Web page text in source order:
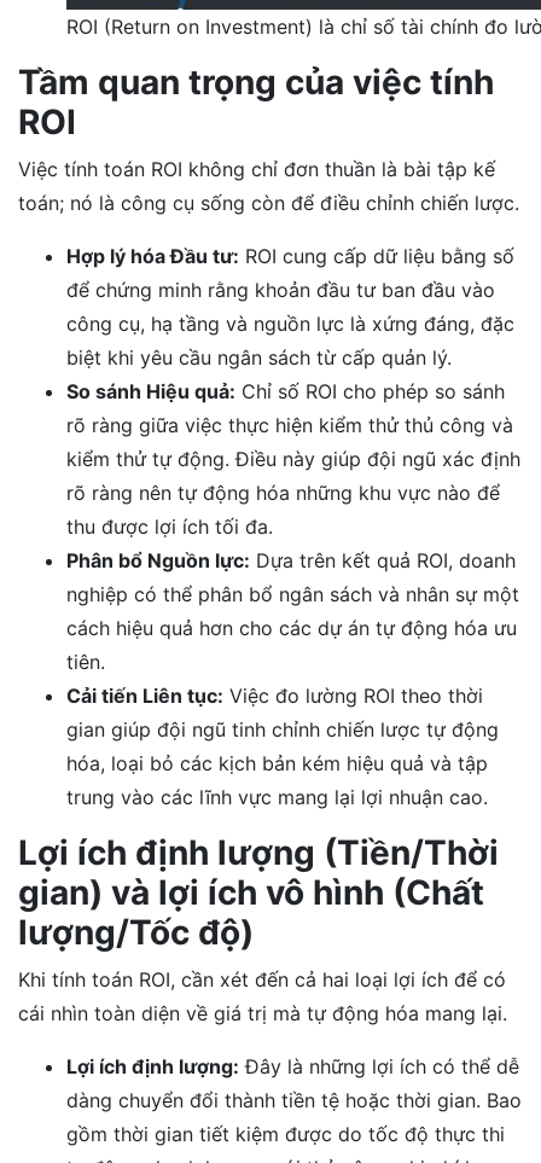
ROI (Return on Investment) là chỉ số tài chính đo
Tầm quan trọng của việc tính
ROI
Việc tính toán ROI không chỉ đơn thuần là bài tập kế
toán; nó là công cụ sống còn để điều chỉnh chiến lược.
Hợp lý hóa Đầu tư: ROI cung cấp dữ liệu bằng số
để chứng minh rằng khoản đầu tư ban đầu vào
công cụ, hạ tầng và nguồn lực là xứng đáng, đặc
biệt khi yêu cầu ngân sách từ cấp quản lý.
So sánh Hiệu quả: Chỉ số ROI cho phép so sánh
rõ ràng giữa việc thực hiện kiểm thử thủ công và
kiểm thử tự động. Điều này giúp đội ngũ xác định
rõ ràng nên tự động hóa những khu vực nào để
thu được lợi ích tối đa.
Phân bổ Nguồn lực: Dựa trên kết quả ROI, doanh
nghiệp có thể phân bổ ngân sách và nhân sự một
cách hiệu quả hơn cho các dự án tự động hóa ưu
tiên.
Cải tiến Liên tục: Việc đo lường ROI theo thời
gian giúp đội ngũ tinh chỉnh chiến lược tự động
hóa, loại bỏ các kịch bản kém hiệu quả và tập
trung vào các lĩnh vực mang lại lợi nhuận cao.
Lợi ích định lượng (Tiền/Thời
gian) và lợi ích vô hình (Chất
lượng/Tốc độ)
Khi tính toán ROI, cần xét đến cả hai loại lợi ích để có
cái nhìn toàn diện về giá trị mà tự động hóa mang lại.
Lợi ích định lượng: Đây là những lợi ích có thể dễ
dàng chuyển đổi thành tiền tệ hoặc thời gian. Bao
gồm thời gian tiết kiệm được do tốc độ thực thi